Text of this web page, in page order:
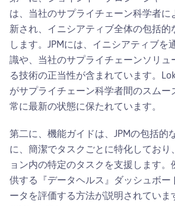
は、当社のサプライチェーン科学者に
新され、イニシアティブ全体の包括的
します。JPMには、イニシアティブを
識や、当社のサプライチェーンソリュ
る技術の正当性が含まれています。
がサプライチェーン科学者間のスムー
常に最新の状態に保たれています。
第二に、機能ガイドは、JPMの包括的
に、簡潔でタスクごとに特化しており
ョン内の特定のタスクを支援します。
供する『データヘルス』ダッシュボー
ータを評価する方法が説明されていま